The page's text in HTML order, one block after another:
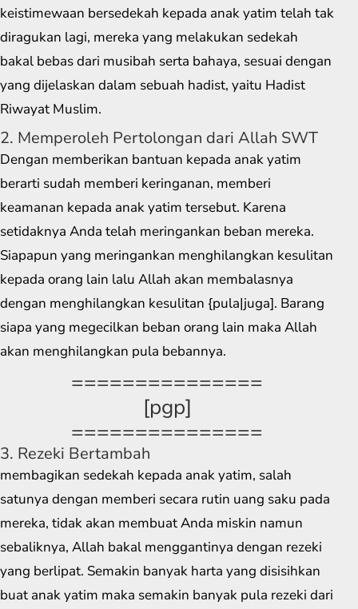
keistimewaan bersedekah kepada anak yatim telah tak
diragukan lagi, mereka yang melakukan sedekah
bakal bebas dari musibah serta bahaya, sesuai dengan
yang dijelaskan dalam sebuah hadist, yaitu Hadist
Riwayat Muslim.
2. Memperoleh Pertolongan dari Allah SWT
Dengan memberikan bantuan kepada anak yatim
berarti sudah memberi keringanan, memberi
keamanan kepada anak yatim tersebut. Karena
setidaknya Anda telah meringankan beban mereka.
Siapapun yang meringankan menghilangkan kesulitan
kepada orang lain lalu Allah akan membalasnya
dengan menghilangkan kesulitan {pula|juga]. Barang
siapa yang megecilkan beban orang lain maka Allah
akan menghilangkan pula bebannya.
===============
[pgp]
===============
3. Rezeki Bertambah
membagikan sedekah kepada anak yatim, salah
satunya dengan memberi secara rutin uang saku pada
mereka, tidak akan membuat Anda miskin namun
sebaliknya, Allah bakal menggantinya dengan rezeki
yang berlipat. Semakin banyak harta yang disisihkan
buat anak yatim maka semakin banyak pula rezeki dari